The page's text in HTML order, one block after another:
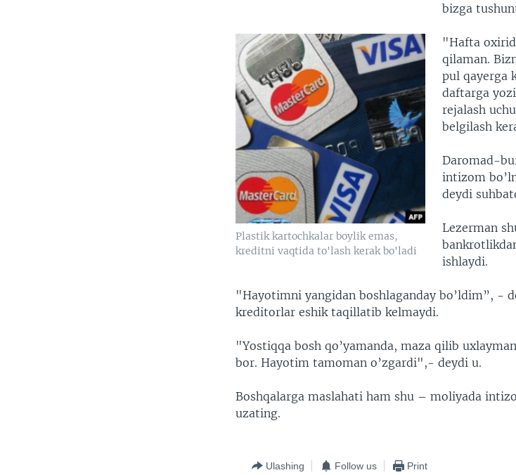
bizga
Plastik kartochkalar boylik emas,
kreditni vaqtida to'lash kerak bo'ladi
"Hafta
qilaman.
pul qayerga
daftarga
rejalash
belgilash
Daromad-
intizom
deydi
Lezerman
ishlaydi.
"Hayotimni yangidan boshlaganday bo’ldim”, -
kreditorlar eshik taqillatib kelmaydi.
"Yostiqqa bosh qo’yamanda, maza qilib
bor. Hayotim tamoman o’zgardi",- deydi u.
Boshqalarga maslahati ham shu – moliyada
uzating.
Ulashing Follow us Print